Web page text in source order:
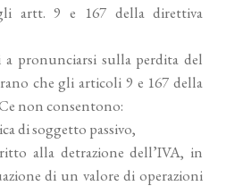
artt. 9 e 167 della direttiva
pronunciarsi sulla perdita del
che gli articoli 9 e 167 della
non consentono:
di soggetto passivo,
alla detrazione dell’IVA, in
di un valore di operazioni